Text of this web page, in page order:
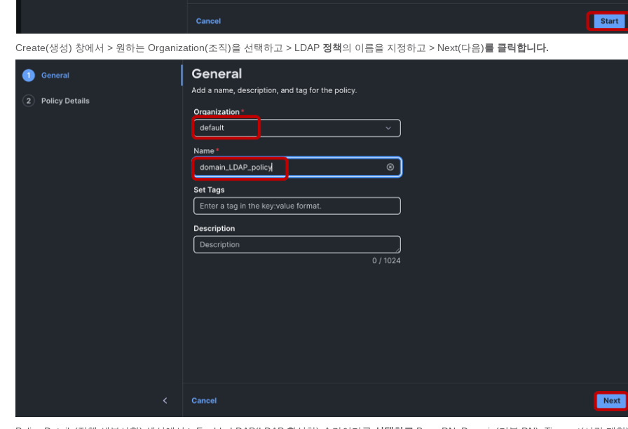
Create(생성) 창에서 > 원하는 Organization(조직)을 선택하고 > LDAP 정책의 이름을 지정하고 > Next(다음)를 클릭합니다.